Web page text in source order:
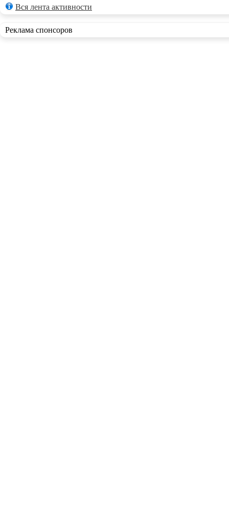
Вся лента активности
Реклама спонсоров